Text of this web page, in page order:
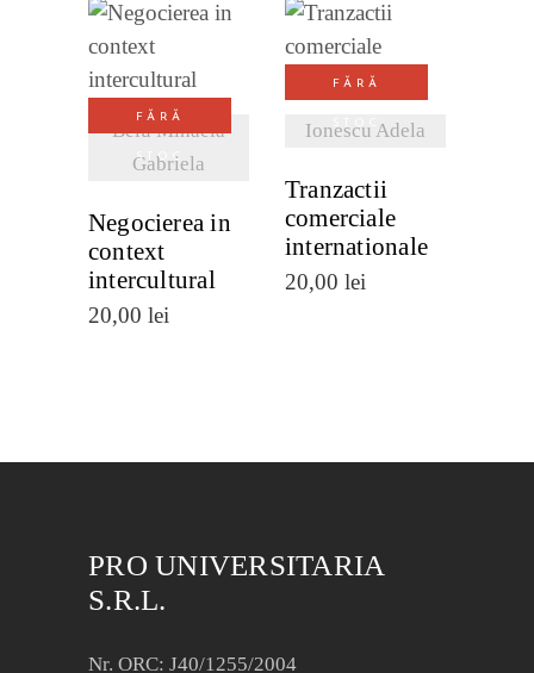
FĂRĂ
STOC
Belu Mihaela
Gabriela
DETALII
Negocierea in
context
intercultural
20,00 lei
FĂRĂ
Ionescu Adela
VEZI
DETALII
Tranzactii
comerciale
internationale
20,00 lei
PRO UNIVERSITARIA
S.R.L.
Nr. ORC: J40/1255/2004